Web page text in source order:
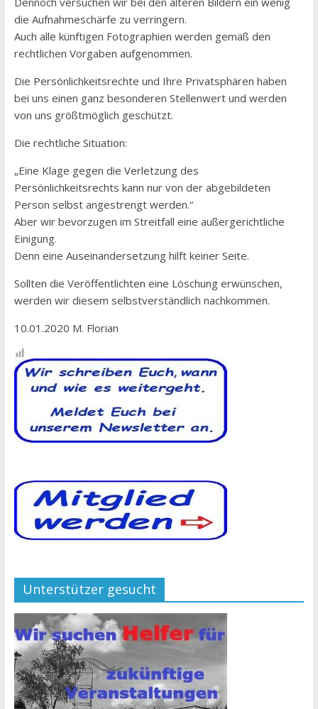
die Aufnahmeschärfe zu verringern.
Auch alle künftigen Fotographien werden gemäß den
rechtlichen Vorgaben aufgenommen.
Die Persönlichkeitsrechte und Ihre Privatsphären haben
bei uns einen ganz besonderen Stellenwert und werden
von uns größtmöglich geschützt.
Die rechtliche Situation:
„Eine Klage gegen die Verletzung des
Persönlichkeitsrechts kann nur von der abgebildeten
Person selbst angestrengt werden.“
Aber wir bevorzugen im Streitfall eine außergerichtliche
Einigung.
Denn eine Auseinandersetzung hilft keiner Seite.
Sollten die Veröffentlichten eine Löschung erwünschen,
werden wir diesem selbstverständlich nachkommen.
10.01.2020 M. Florian
Unterstützer gesucht